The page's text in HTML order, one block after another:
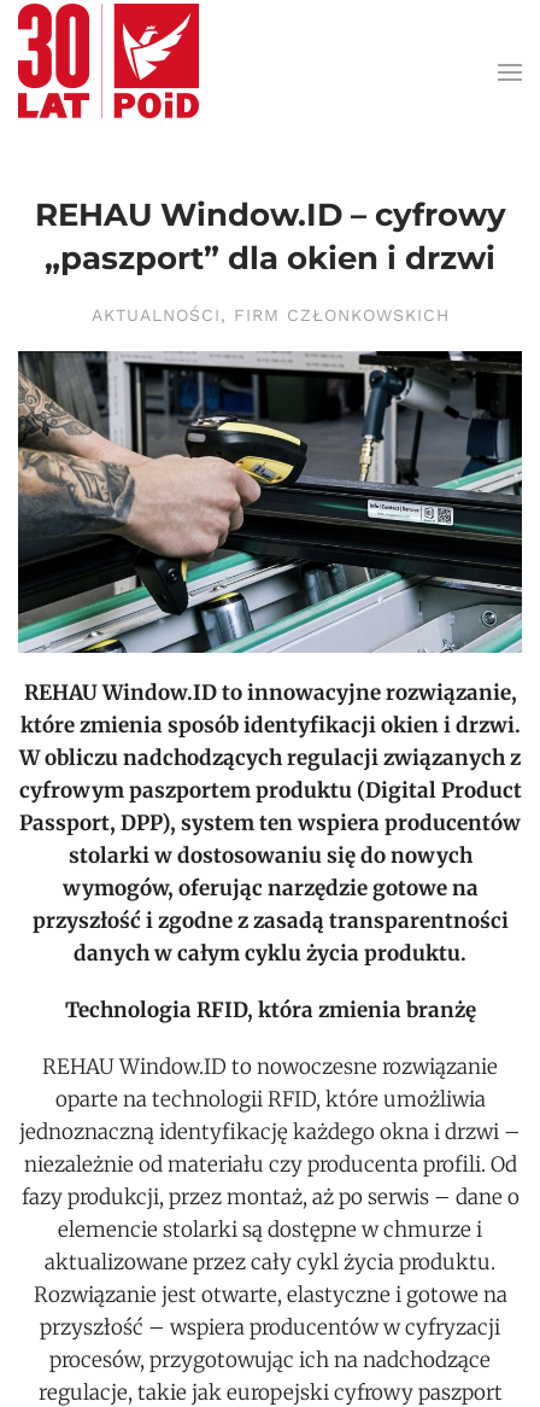
Przejdź do treści głównej
REHAU Window.ID – cyfrowy
„paszport” dla okien i drzwi
AKTUALNOŚCI, FIRM CZŁONKOWSKICH
REHAU Window.ID to innowacyjne rozwiązanie,
które zmienia sposób identyfikacji okien i drzwi.
W obliczu nadchodzących regulacji związanych z
cyfrowym paszportem produktu (Digital Product
Passport, DPP), system ten wspiera producentów
stolarki w dostosowaniu się do nowych
wymogów, oferując narzędzie gotowe na
przyszłość i zgodne z zasadą transparentności
danych w całym cyklu życia produktu.
Technologia RFID, która zmienia branżę
REHAU Window.ID to nowoczesne rozwiązanie
oparte na technologii RFID, które umożliwia
jednoznaczną identyfikację każdego okna i drzwi –
niezależnie od materiału czy producenta profili. Od
fazy produkcji, przez montaż, aż po serwis – dane o
elemencie stolarki są dostępne w chmurze i
aktualizowane przez cały cykl życia produktu.
Rozwiązanie jest otwarte, elastyczne i gotowe na
przyszłość – wspiera producentów w cyfryzacji
procesów, przygotowując ich na nadchodzące
regulacje, takie jak europejski cyfrowy paszport